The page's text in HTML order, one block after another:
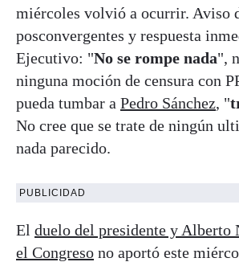
miércoles volvió a ocurrir. Aviso
posconvergentes y respuesta
Ejecutivo: "No se rompe nada",
ninguna moción de censura con
pueda tumbar a Pedro Sánchez, "
No cree que se trate de ningún
nada parecido.
PUBLICIDAD
El duelo del presidente y Alberto
el Congreso no aportó este